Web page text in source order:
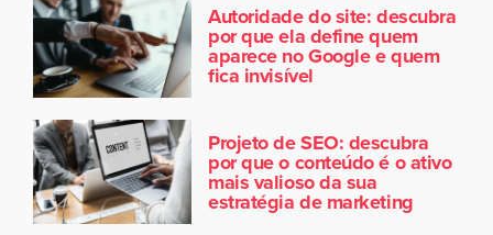
Autoridade do site: descubra
por que ela define quem
aparece no Google e quem
fica invisível
Projeto de SEO: descubra
por que o conteúdo é o ativo
mais valioso da sua
estratégia de marketing